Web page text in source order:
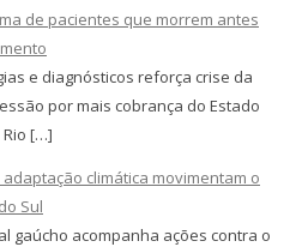
de pacientes que morrem antes
e diagnósticos reforça crise da
por mais cobrança do Estado
[…]
climática movimentam o
Sul
gaúcho acompanha ações contra o